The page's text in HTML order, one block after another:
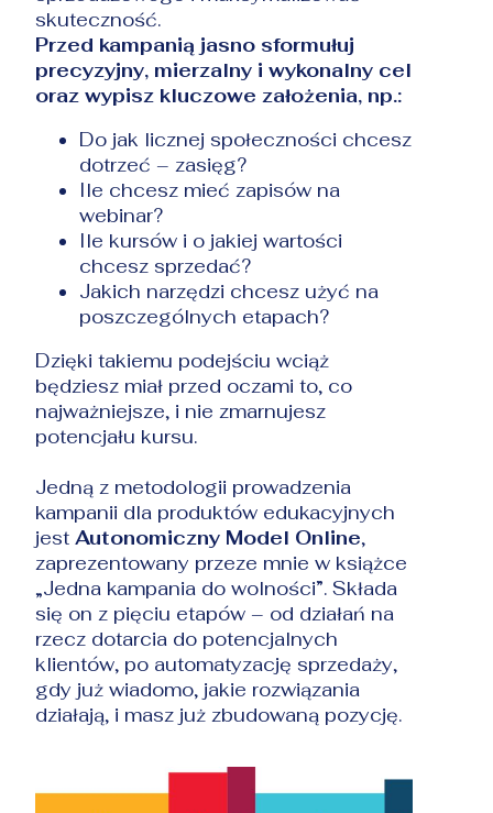
skuteczność.
Przed kampanią jasno sformułuj
precyzyjny, mierzalny i wykonalny cel
oraz wypisz kluczowe założenia, np.:
Do jak licznej społeczności chcesz
dotrzeć – zasięg?
Ile chcesz mieć zapisów na
webinar?
Ile kursów i o jakiej wartości
chcesz sprzedać?
Jakich narzędzi chcesz użyć na
poszczególnych etapach?
Dzięki takiemu podejściu wciąż
będziesz miał przed oczami to, co
najważniejsze, i nie zmarnujesz
potencjału kursu.
Jedną z metodologii prowadzenia
kampanii dla produktów edukacyjnych
jestAutonomiczny Model Online,
zaprezentowany przeze mnie w książce
„Jedna kampania do wolności”. Składa
się on z pięciu etapów – od działań na
rzecz dotarcia do potencjalnych
klientów, po automatyzację sprzedaży,
gdy już wiadomo, jakie rozwiązania
działają, i masz już zbudowaną pozycję.